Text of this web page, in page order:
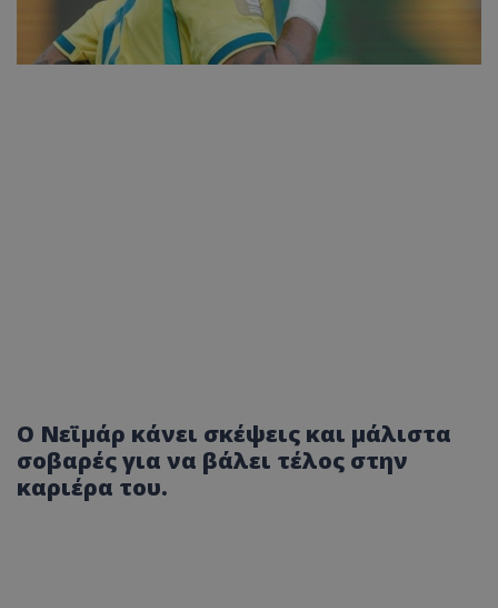
Ο Νεϊμάρ κάνει σκέψεις και μάλιστα
σοβαρές για να βάλει τέλος στην
καριέρα του.